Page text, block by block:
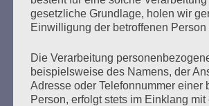
Seitennummerierung
Beiträge
gesetzliche Grundlage, holen wir
Einwilligung der betroffenen Person
Die Verarbeitung
beispielsweise des Namens, der
Adresse oder Telefonnummer einer
Person, erfolgt stets im Einklang mit